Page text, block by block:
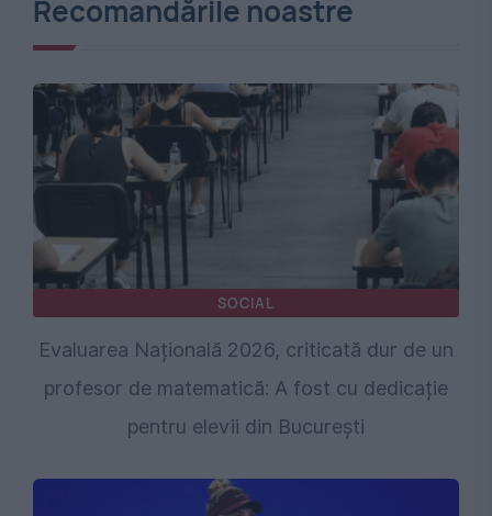
Recomandările noastre
SOCIAL
Evaluarea Națională 2026, criticată dur de un
profesor de matematică: A fost cu dedicație
pentru elevii din București